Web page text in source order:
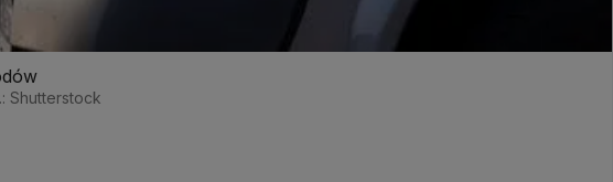
Shutterstock